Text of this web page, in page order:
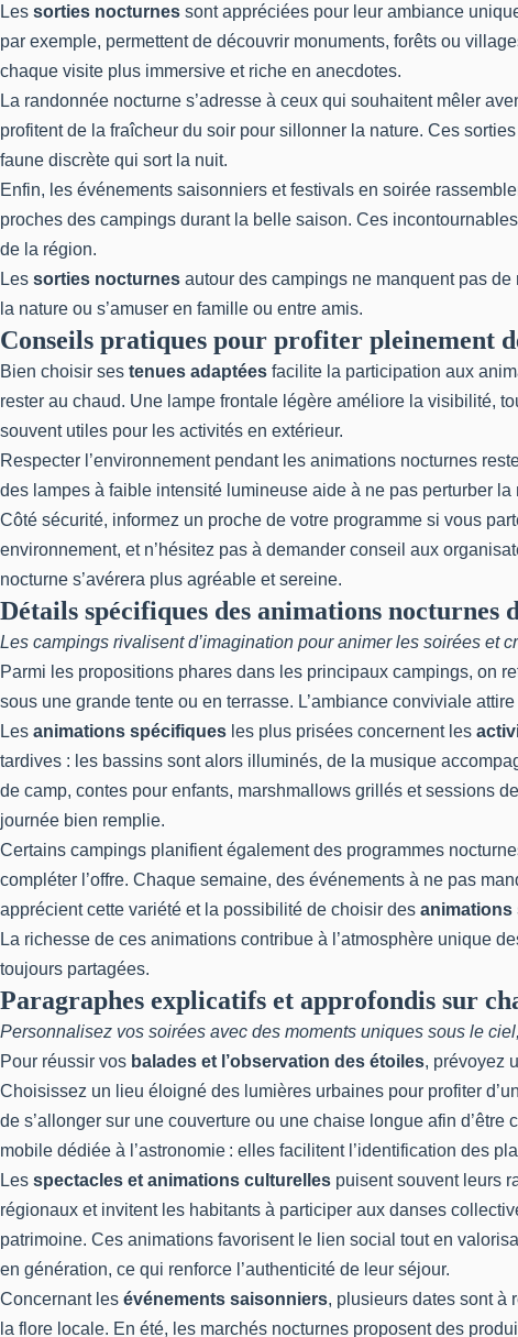
Les sorties nocturnes sont appréciées pour leur ambiance
par exemple, permettent de découvrir monuments, forêts ou
chaque visite plus immersive et riche en anecdotes.
La randonnée nocturne s’adresse à ceux qui souhaitent mêler
profitent de la fraîcheur du soir pour sillonner la nature. Ces
faune discrète qui sort la nuit.
Enfin, les événements saisonniers et festivals en soirée
proches des campings durant la belle saison. Ces
de la région.
Les sorties nocturnes autour des campings ne manquent pas
la nature ou s’amuser en famille ou entre amis.
Conseils pratiques pour profiter pleinement
Bien choisir ses tenues adaptées facilite la participation aux
rester au chaud. Une lampe frontale légère améliore la visibilité,
souvent utiles pour les activités en extérieur.
Respecter l’environnement pendant les animations nocturnes
des lampes à faible intensité lumineuse aide à ne pas perturber
Côté sécurité, informez un proche de votre programme si vous
environnement, et n’hésitez pas à demander conseil aux
nocturne s’avérera plus agréable et sereine.
Détails spécifiques des animations nocturnes
Les campings rivalisent d’imagination pour animer les soirées et
Parmi les propositions phares dans les principaux campings, on
sous une grande tente ou en terrasse. L’ambiance conviviale
Les animations spécifiques les plus prisées concernent les
tardives : les bassins sont alors illuminés, de la musique
de camp, contes pour enfants, marshmallows grillés et sessions
journée bien remplie.
Certains campings planifient également des programmes
compléter l’offre. Chaque semaine, des événements à ne pas
apprécient cette variété et la possibilité de choisir des animations
La richesse de ces animations contribue à l’atmosphère unique
toujours partagées.
Paragraphes explicatifs et approfondis sur
Personnalisez vos soirées avec des moments uniques sous le
Pour réussir vos balades et l’observation des étoiles, prévoyez
Choisissez un lieu éloigné des lumières urbaines pour profiter
de s’allonger sur une couverture ou une chaise longue afin
mobile dédiée à l’astronomie : elles facilitent l’identification des
Les spectacles et animations culturelles puisent souvent leurs
régionaux et invitent les habitants à participer aux danses
patrimoine. Ces animations favorisent le lien social tout en
en génération, ce qui renforce l’authenticité de leur séjour.
Concernant les événements saisonniers, plusieurs dates sont à
la flore locale. En été, les marchés nocturnes proposent des